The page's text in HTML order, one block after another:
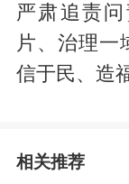
严肃追责
片、治理一
信于民、造
相关推荐